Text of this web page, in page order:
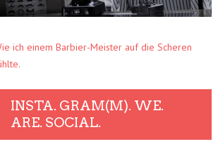
ich einem Barbier-Meister auf die Scheren
INSTA. GRAM(M). WE.
ARE. SOCIAL.